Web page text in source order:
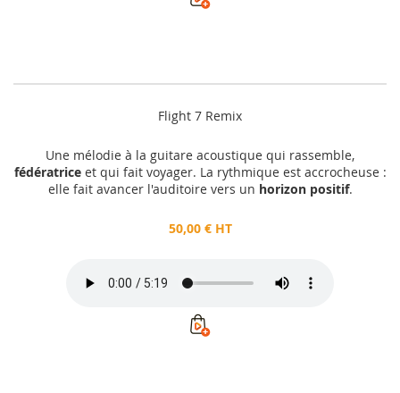
Flight 7 Remix
Une mélodie à la guitare acoustique qui rassemble,
fédératriceet qui fait voyager. La rythmique est accrocheuse :
elle fait avancer l'auditoire vers un horizon positif.
50,00 € HT